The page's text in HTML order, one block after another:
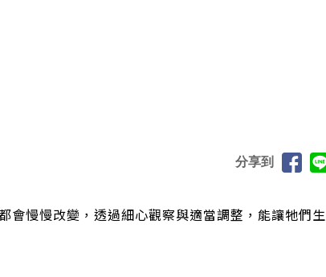
分享到
會慢慢改變，透過細心觀察與適當調整，能讓牠們生